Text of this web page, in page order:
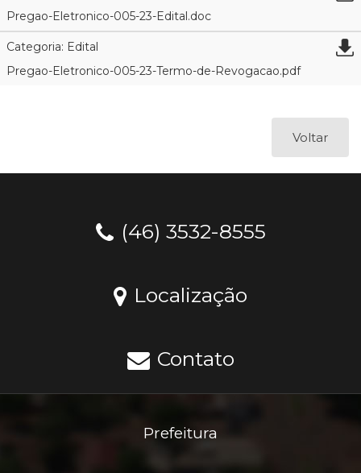
Pregao-Eletronico-005-23-Edital.doc
Categoria: Edital
Pregao-Eletronico-005-23-Termo-de-Revogacao.pdf
Voltar
(46) 3532-8555
Localização
Contato
Prefeitura